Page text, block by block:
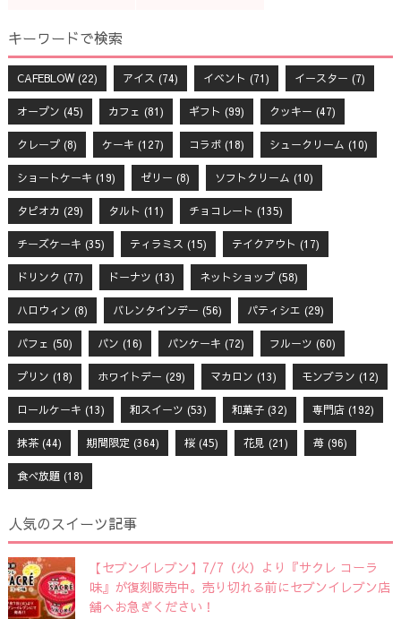
キーワードで検索
CAFEBLOW(22) アイス (74) イベント (71) イースター (7)
オープン (45) カフェ (81) ギフト (99) クッキー (47)
クレープ(8) ケーキ (127) コラボ(18) シュークリーム (10)
ショートケーキ (19) ゼリー (8) ソフトクリーム (10)
タピオカ (29) タルト (11) チョコレート (135)
チーズケーキ (35) ティラミス (15) テイクアウト (17)
ドリンク (77) ドーナツ (13) ネットショップ(58)
ハロウィン (8) バレンタインデー (56) パティシエ (29)
パフェ (50) パン (16) パンケーキ (72) フルーツ (60)
プリン (18) ホワイトデー (29) マカロン (13) モンブラン (12)
ロールケーキ (13) 和スイーツ (53) 和菓子(32) 専門店(192)
抹茶(44) 期間限定 (364) 桜(45) 花見 (21) 苺(96)
食べ放題(18)
人気のスイーツ記事
【セブンイレブン】7/7（火）より『サクレ コーラ
味』が復刻販売中。売り切れる前にセブンイレブン店
舗へお急ぎください！